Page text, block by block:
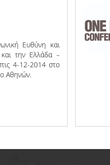
Ευθύνη και
την Ελλάδα –
4-12-2014 στο
Αθηνών.